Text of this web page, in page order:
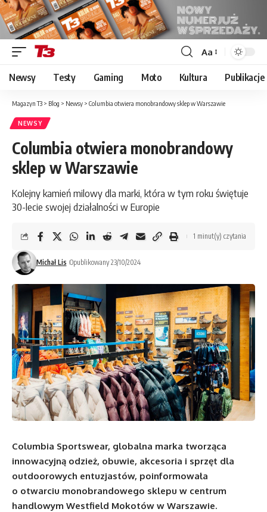
Font
Resizer
Aa
Newsy Testy Gaming Moto Kultura Publikacje
Magazyn T3 > Blog > Newsy > Columbia otwiera monobrandowy sklep w Warszawie
NEWSY
Columbia otwiera monobrandowy
sklep w Warszawie
Kolejny kamień milowy dla marki, która w tym roku świętuje
30-lecie swojej działalności w Europie
Michał Lis Opublikowany 23/10/2024
1 minut(y) czytania
Columbia Sportswear, globalna marka tworząca
innowacyjną odzież, obuwie, akcesoria i sprzęt dla
outdoorowych entuzjastów, poinformowała
o otwarciu monobrandowego sklepu w centrum
handlowym Westfield Mokotów w Warszawie.